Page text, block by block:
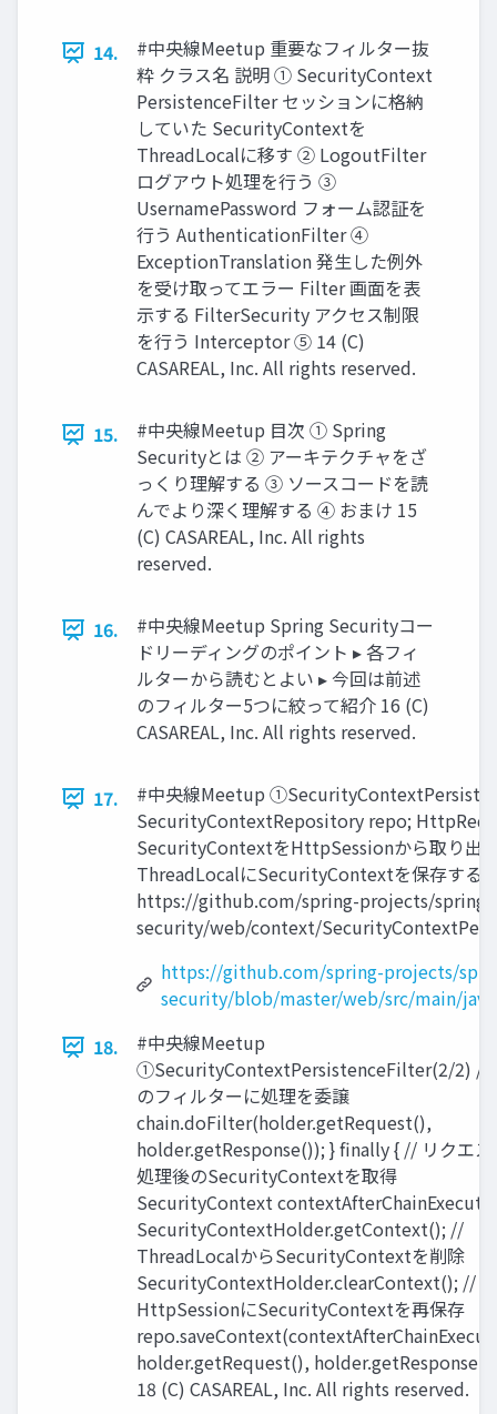
14.
#中央線Meetup 重要なフィルター抜
粋 クラス名 説明 ① SecurityContext
PersistenceFilter セッションに格納
していた SecurityContextを
ThreadLocalに移す ② LogoutFilter
ログアウト処理を⾏う ③
UsernamePassword フォーム認証を
⾏う AuthenticationFilter ④
ExceptionTranslation 発⽣した例外
を受け取ってエラー Filter 画⾯を表
⽰する FilterSecurity アクセス制限
を⾏う Interceptor ⑤ 14 (C)
CASAREAL, Inc. All rights reserved.
15.
#中央線Meetup ⽬次 ① Spring
Securityとは ② アーキテクチャをざ
っくり理解する ③ ソースコードを読
んでより深く理解する ④ おまけ 15
(C) CASAREAL, Inc. All rights
reserved.
16.
#中央線Meetup Spring Securityコー
ドリーディングのポイント ▸ 各フィ
ルターから読むとよい ▸ 今回は前述
のフィルター5つに絞って紹介 16 (C)
CASAREAL, Inc. All rights reserved.
17.
#中央線Meetup
SecurityContextRepository repo;
SecurityContextをHttpSessionから取り
ThreadLocalにSecurityContextを保存す
https://github.com/spring-projects/
security/web/context/
https://github.com/spring-projects/
security/blob/master/web/src/main/
18.
#中央線Meetup
①SecurityContextPersistenceFilter(2/2) //
のフィルターに処理を委譲
chain.doFilter(holder.getRequest(),
holder.getResponse()); } finally { // リクエス
処理後のSecurityContextを取得
SecurityContext
SecurityContextHolder.getContext(); //
ThreadLocalからSecurityContextを削除
SecurityContextHolder.clearContext(); //
HttpSessionにSecurityContextを再保存
holder.getRequest(),
18 (C) CASAREAL, Inc. All rights reserved.